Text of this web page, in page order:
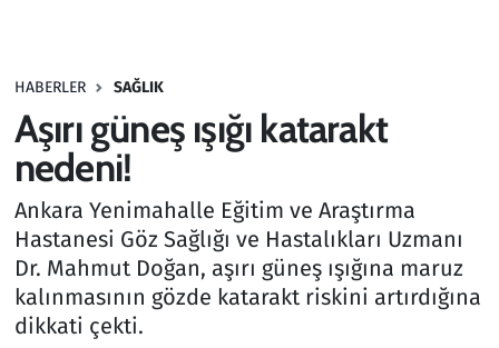
HABERLER SAĞLIK
Aşırı güneş ışığı katarakt
nedeni!
Ankara Yenimahalle Eğitim ve Araştırma
Hastanesi Göz Sağlığı ve Hastalıkları Uzmanı
Dr. Mahmut Doğan, aşırı güneş ışığına maruz
kalınmasının gözde katarakt riskini artırdığına
dikkati çekti.
Haber
Kültür Sanat
Kurumsal Haberler
Lezzet Durağı
Memur ve Kamu